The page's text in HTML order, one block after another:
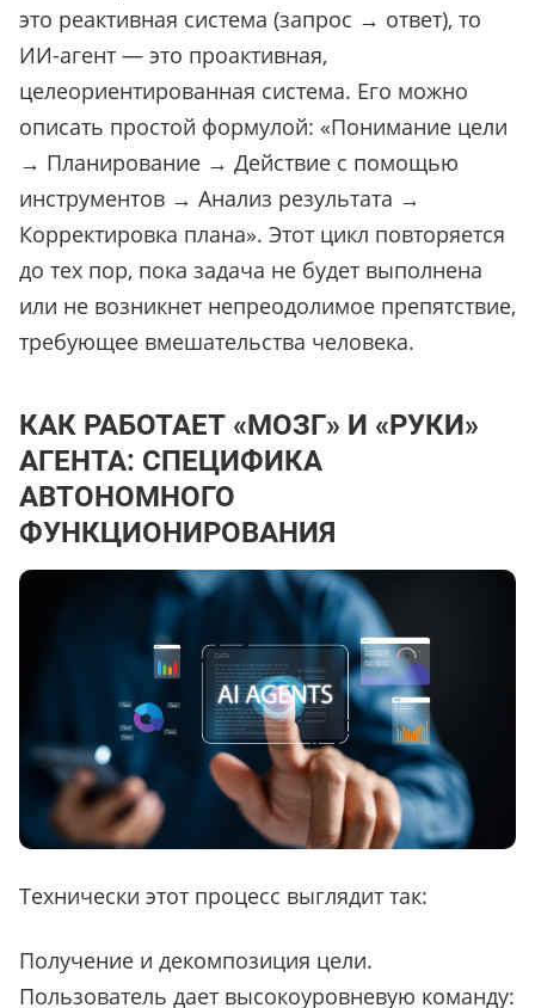
это реактивная система (запрос → ответ), то
ИИ-агент — это проактивная,
целеориентированная система. Его можно
описать простой формулой: «Понимание цели
→ Планирование → Действие с помощью
инструментов → Анализ результата →
Корректировка плана». Этот цикл повторяется
до тех пор, пока задача не будет выполнена
или не возникнет непреодолимое препятствие,
требующее вмешательства человека.
КАК РАБОТАЕТ «МОЗГ» И «РУКИ»
АГЕНТА: СПЕЦИФИКА
АВТОНОМНОГО
ФУНКЦИОНИРОВАНИЯ
Технически этот процесс выглядит так:
Получение и декомпозиция цели.
Пользователь дает высокоуровневую команду: